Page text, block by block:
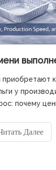
приобретают
у
почему
влияет
цены на
Далее